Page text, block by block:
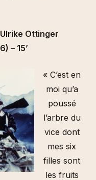
Ottinger
– 15’
« C’est en
moi qu’a
poussé
l’arbre du
vice dont
mes six
filles sont
les fruits